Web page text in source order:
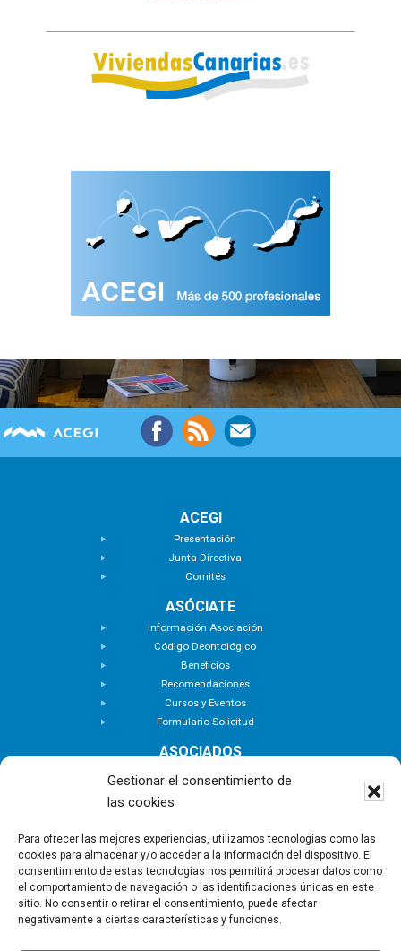
Gestionar el consentimiento de
las cookies
Para ofrecer las mejores experiencias, utilizamos tecnologías como las
cookies para almacenar y/o acceder a la información del dispositivo. El
consentimiento de estas tecnologías nos permitirá procesar datos como
el comportamiento de navegación o las identificaciones únicas en este
sitio. No consentir o retirar el consentimiento, puede afectar
negativamente a ciertas características y funciones.
ACEGI
Presentación
Junta Directiva
Comités
ASÓCIATE
Información Asociación
Código Deontológico
Beneficios
Recomendaciones
Cursos y Eventos
Formulario Solicitud
ASOCIADOS
Zona Privada
ACTUALIDAD
Notas de Prensa
Noticias
Nuevas Incorporaciones
CONTACTO